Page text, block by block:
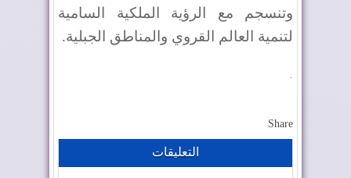
وتنسجم مع الرؤية الملكية السامية
لتنمية العالم القروي والمناطق الجبلية.
Share
التعليقات